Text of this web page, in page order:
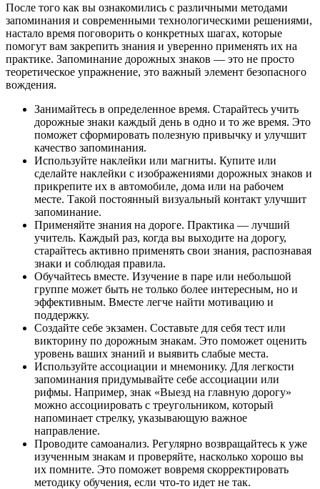
После того как вы ознакомились с различными методами
запоминания и современными технологическими решениями,
настало время поговорить о конкретных шагах, которые
помогут вам закрепить знания и уверенно применять их на
практике. Запоминание дорожных знаков — это не просто
теоретическое упражнение, это важный элемент безопасного
вождения.
Занимайтесь в определенное время. Старайтесь учить
дорожные знаки каждый день в одно и то же время. Это
поможет сформировать полезную привычку и улучшит
качество запоминания.
Используйте наклейки или магниты. Купите или
сделайте наклейки с изображениями дорожных знаков и
прикрепите их в автомобиле, дома или на рабочем
месте. Такой постоянный визуальный контакт улучшит
запоминание.
Применяйте знания на дороге. Практика — лучший
учитель. Каждый раз, когда вы выходите на дорогу,
старайтесь активно применять свои знания, распознавая
знаки и соблюдая правила.
Обучайтесь вместе. Изучение в паре или небольшой
группе может быть не только более интересным, но и
эффективным. Вместе легче найти мотивацию и
поддержку.
Создайте себе экзамен. Составьте для себя тест или
викторину по дорожным знакам. Это поможет оценить
уровень ваших знаний и выявить слабые места.
Используйте ассоциации и мнемонику. Для легкости
запоминания придумывайте себе ассоциации или
рифмы. Например, знак «Выезд на главную дорогу»
можно ассоциировать с треугольником, который
напоминает стрелку, указывающую важное
направление.
Проводите самоанализ. Регулярно возвращайтесь к уже
изученным знакам и проверяйте, насколько хорошо вы
их помните. Это поможет вовремя скорректировать
методику обучения, если что-то идет не так.